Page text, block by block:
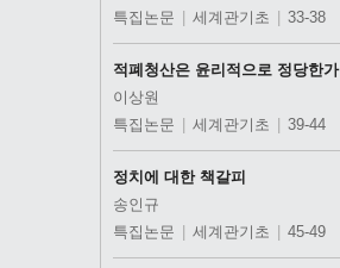
특집논문
세계관기초 33-38
적폐청산은 윤리적으로 정당한가
이상원
특집논문
세계관기초 39-44
정치에 대한 책갈피
송인규
특집논문
세계관기초 45-49